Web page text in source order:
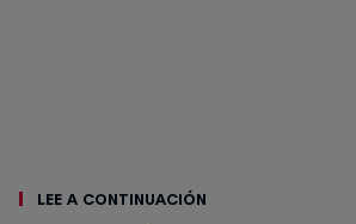
Lee a continuación